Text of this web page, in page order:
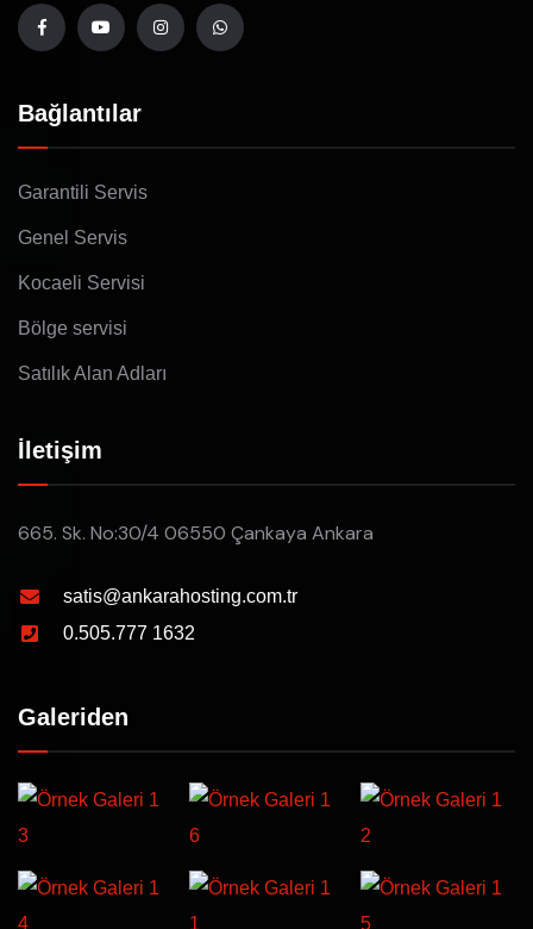
Bağlantılar
Garantili Servis
Genel Servis
Kocaeli Servisi
Bölge servisi
Satılık Alan Adları
İletişim
665. Sk. No:30/4 06550 Çankaya Ankara
satis@ankarahosting.com.tr
0.505.777 1632
Galeriden